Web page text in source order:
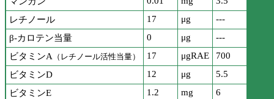
レチノール
17 μg
---
β-カロテン当量
0 μg
---
ビタミンA （レチノール活性当量） 17 μgRAE
700
ビタミンD
12 μg
5.5
ビタミンE
1.2 mg
6